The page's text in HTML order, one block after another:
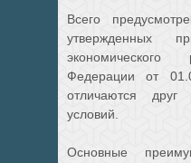
Всего
утвержденных
экономического
Федерации от
отличаются друг
условий.
Основные